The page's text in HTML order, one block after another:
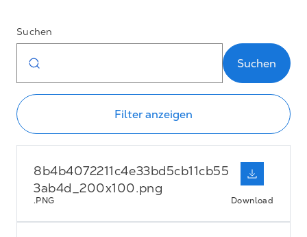
Suchen
Suchen
Filter anzeigen
8b4b4072211c4e33bd5cb11cb55
3ab4d_200x100.png
.PNG Download